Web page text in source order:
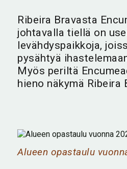
Ribeira Bravasta
johtavalla tiellä on
levähdyspaikkoja,
pysähtyä
Myös periltä
hieno näkymä Ribeira
Alueen opastaulu